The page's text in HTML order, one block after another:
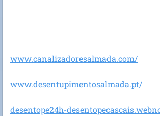
www.canalizadoresalmada.com/
www.desentupimentosalmada.pt/
desentope24h-